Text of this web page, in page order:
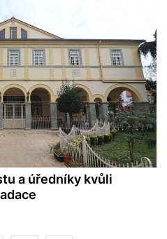
a úředníky kvůli